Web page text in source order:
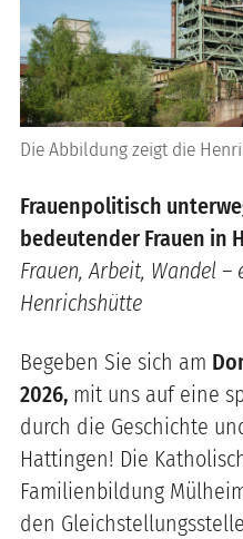
Die Abbildung zeigt die
Frauenpolitisch
bedeutender Frauen in
Frauen, Arbeit, Wandel
Henrichshütte
Begeben Sie sich am
2026, mit uns auf eine
durch die Geschichte
Hattingen! Die
Familienbildung
den